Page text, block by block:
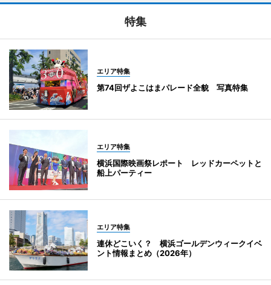
特集
エリア特集
第74回ザよこはまパレード全貌 写真特集
エリア特集
横浜国際映画祭レポート レッドカーペットと
船上パーティー
エリア特集
連休どこいく？ 横浜ゴールデンウィークイベ
ント情報まとめ（2026年）